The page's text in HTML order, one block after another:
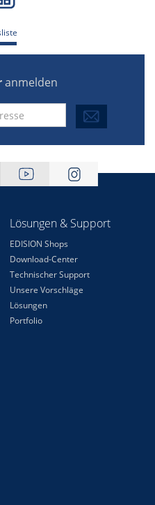
anmelden
Lösungen & Support
EDISION Shops
Download-Center
Technischer Support
Unsere Vorschläge
Lösungen
Portfolio